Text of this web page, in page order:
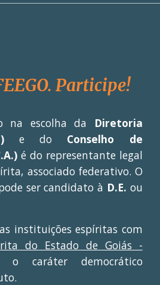
Participe!
na escolha da
Diretoria
e do Conselho de
é do representante legal
associado federativo. O
ser candidato à D.E. ou
instituições espíritas com
do Estado de Goiás -
o caráter democrático
.